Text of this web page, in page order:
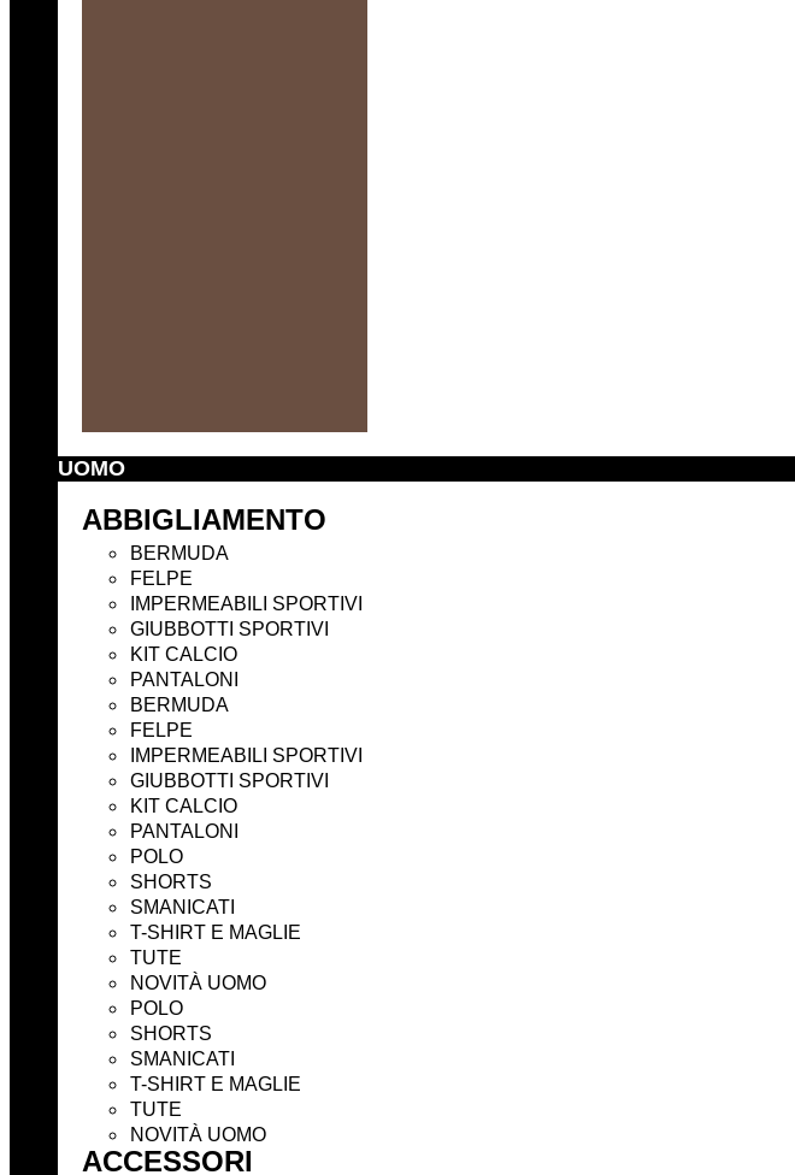
UOMO
ABBIGLIAMENTO
BERMUDA
FELPE
IMPERMEABILI SPORTIVI
GIUBBOTTI SPORTIVI
KIT CALCIO
PANTALONI
BERMUDA
FELPE
IMPERMEABILI SPORTIVI
GIUBBOTTI SPORTIVI
KIT CALCIO
PANTALONI
POLO
SHORTS
SMANICATI
T-SHIRT E MAGLIE
TUTE
NOVITÀ UOMO
POLO
SHORTS
SMANICATI
T-SHIRT E MAGLIE
TUTE
NOVITÀ UOMO
ACCESSORI